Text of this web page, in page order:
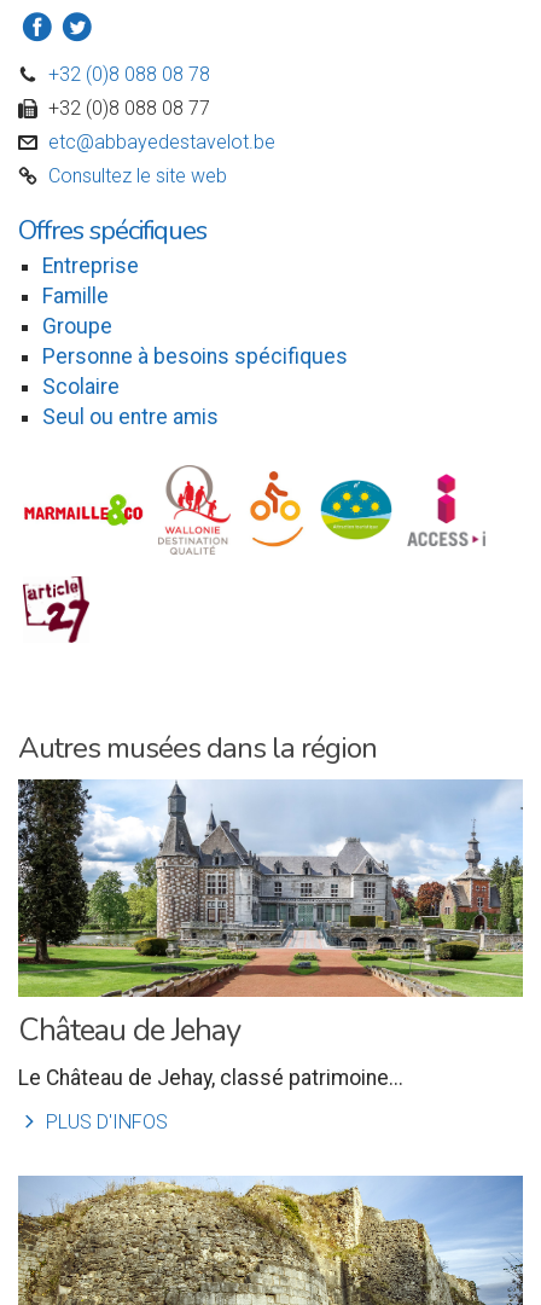
a b
D +32 (0)8 088 08 78
w +32 (0)8 088 08 77
v etc@abbayedestavelot.be
C Consultez le site web
Offres spécifiques
Entreprise
Famille
Groupe
Personne à besoins spécifiques
Scolaire
Seul ou entre amis
Autres musées dans la région
Château de Jehay
Le Château de Jehay, classé patrimoine...
l PLUS D'INFOS